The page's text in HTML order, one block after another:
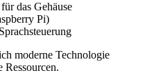
das Gehäuse
Pi)
moderne Technologie
Ressourcen.